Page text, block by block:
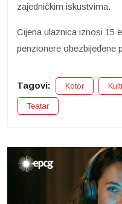
zajedničkim iskustvima.
Cijena ulaznica iznosi 15
penzionere obezbijeđene
Tagovi: Kotor
Teatar